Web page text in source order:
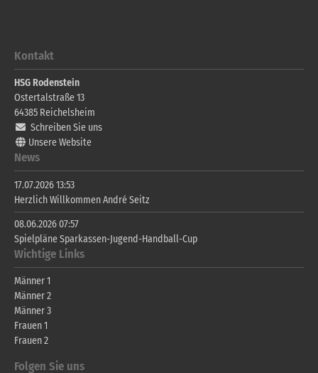
Kontakt
HSG Rodenstein
Ostertalstraße 13
64385 Reichelsheim
Schreiben Sie uns
Unsere Website
News
17.07.2026 13:53
Herzlich Willkommen André Seitz
08.06.2026 07:57
Spielpläne Sparkassen-Jugend-Handball-Cup
Wichtige Links
Männer 1
Männer 2
Männer 3
Frauen 1
Frauen 2
Folgen Sie uns